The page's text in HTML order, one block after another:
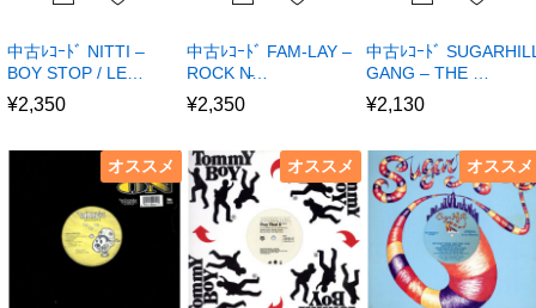
中古ﾚｺｰﾄﾞ NITTI –
BOY STOP / LE…
¥2,350
中古ﾚｺｰﾄﾞ FAM-LAY –
ROCK N̵…
¥2,350
中古ﾚｺｰﾄﾞ
GANG – THE …
¥2,130
オススメ オススメ オススメ